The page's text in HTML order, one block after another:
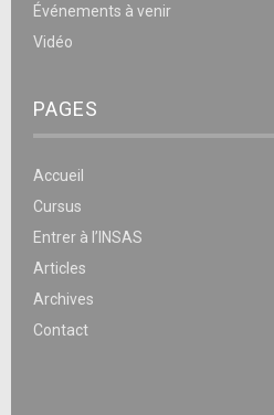
Événements à venir
Vidéo
PAGES
Accueil
Cursus
Entrer à l’INSAS
Articles
Archives
Contact